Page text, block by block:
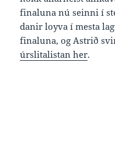
finaluna nú seinni í
danir loyva í mesta
finaluna, og Astrið
úrslitalistan her.